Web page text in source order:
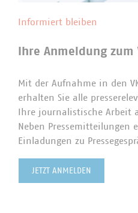
Informiert bleiben
Ihre Anmeldung
Mit der Aufnahme in den
erhalten Sie alle
Ihre journalistische Arbeit
Neben Pressemitteilungen
Einladungen zu
JETZT ANMELDEN